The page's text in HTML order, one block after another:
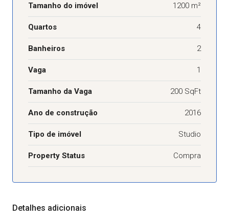
Tamanho do imóvel 1200 m²
Quartos 4
Banheiros 2
Vaga 1
Tamanho da Vaga 200 SqFt
Ano de construção 2016
Tipo de imóvel Studio
Property Status Compra
Detalhes adicionais